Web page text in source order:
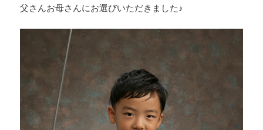
父さんお母さんにお選びいただきました♪